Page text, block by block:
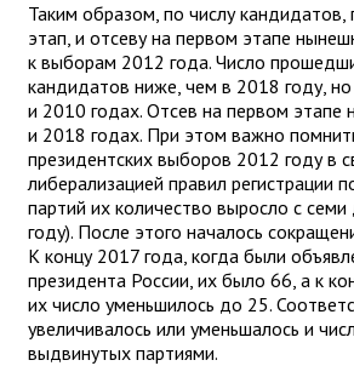
Таким образом, по числу
этап, и отсеву на первом этапе
к выборам 2012 года. Число
кандидатов ниже, чем в 2018 году,
и 2010 годах. Отсев на первом этапе
и 2018 годах. При этом важно
президентских выборов 2012 году в
либерализацией правил регистрации
партий их количество выросло с
году). После этого началось
К концу 2017 года, когда были
президента России, их было 66, а к
их число уменьшилось до 25.
увеличивалось или уменьшалось и
выдвинутых партиями.